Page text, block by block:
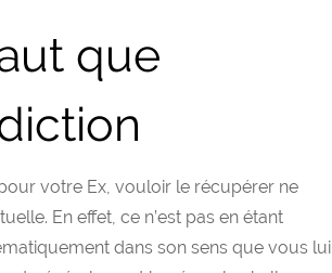
que
votre Ex, vouloir le récupérer ne
En effet, ce n’est pas en étant
dans son sens que vous lui